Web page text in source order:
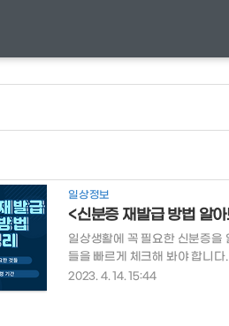
일상정보
<신분증 재발급 방법 알
일상생활에 꼭 필요한 신분증을
들을 빠르게 체크해 봐야 합니
급 신청방법 알아보기 목차 신분
2023. 4. 14. 15:44